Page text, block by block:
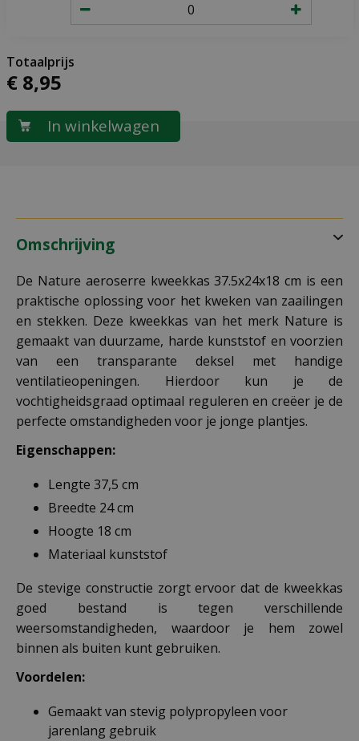
€ 8,95
Omschrijving
De Nature aeroserre kweekkas 37.5x24x18 cm is een
praktische oplossing voor het kweken van zaailingen
en stekken. Deze kweekkas van het merk Nature is
gemaakt van duurzame, harde kunststof en voorzien
van een transparante deksel met handige
ventilatieopeningen. Hierdoor kun je de
vochtigheidsgraad optimaal reguleren en creëer je de
perfecte omstandigheden voor je jonge plantjes.
Eigenschappen:
Lengte 37,5 cm
Breedte 24 cm
Hoogte 18 cm
Materiaal kunststof
De stevige constructie zorgt ervoor dat de kweekkas
goed bestand is tegen verschillende
weersomstandigheden, waardoor je hem zowel
binnen als buiten kunt gebruiken.
Voordelen:
Gemaakt van stevig polypropyleen voor
jarenlang gebruik